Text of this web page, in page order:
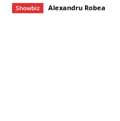
Showbiz Alexandru Robea